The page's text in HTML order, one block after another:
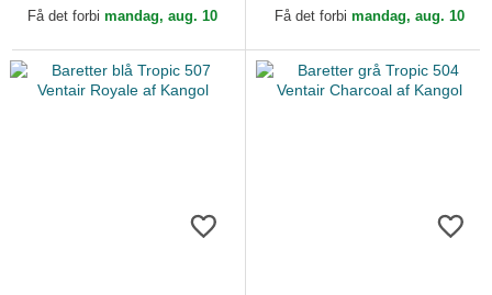
Få det forbi mandag, aug. 10 Få det forbi mandag, aug. 10